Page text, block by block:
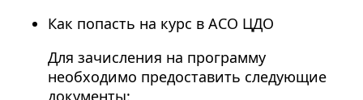
Как попасть на курс в АСО ЦДО
Для зачисления на программу
необходимо предоставить следующие
документы: